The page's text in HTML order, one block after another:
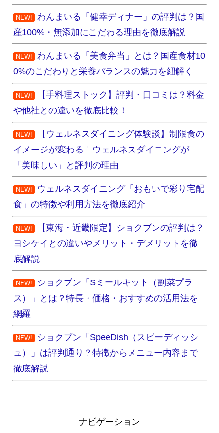
NEW!
わんまいる「健幸ディナー」の評判は？国
産100%・無添加にこだわる理由を徹底解説
NEW!
わんまいる「美食弁当」とは？国産食材10
0%のこだわりと栄養バランスの魅力を紐解く
NEW!
【手料理ストック】評判・口コミは？料金
や他社との違いを徹底比較！
NEW!
【ウェルネスダイニング体験談】制限食の
イメージが変わる！ウェルネスダイニングが
「美味しい」と評判の理由
NEW!
ウェルネスダイニング「おもいで彩り宅配
食」の特徴や利用方法を徹底紹介
NEW!
【東海・近畿限定】ショクブンの評判は？
ヨシケイとの違いやメリット・デメリットを徹
底解説
NEW!
ショクブン「Sミールキット（副菜プラ
ス）」とは？特長・価格・おすすめの活用法を
網羅
NEW!
ショクブン「SpeeDish（スピーディッシ
ュ）」は評判通り？特徴からメニュー内容まで
徹底解説
ナビゲーション